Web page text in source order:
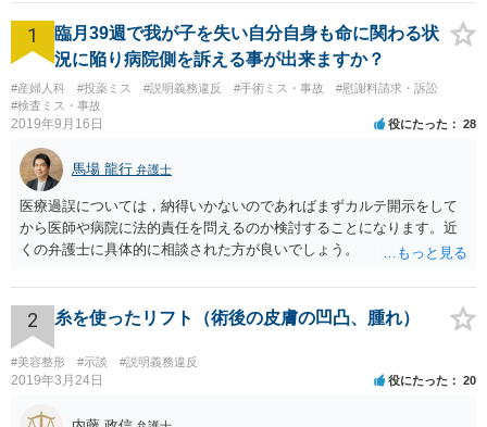
1
臨月39週で我が子を失い自分自身も命に関わる状
況に陥り病院側を訴える事が出来ますか？
#産婦人科 #投薬ミス #説明義務違反 #手術ミス・事故
#慰謝料請求・訴訟
#検査ミス・事故
2019年9月16日 役にたった 28
馬場 龍行 弁護士
医療過誤については，納得いかないのであればまずカルテ開示をして
から医師や病院に法的責任を問えるのか検討することになります。近
くの弁護士に具体的に相談された方が良いでしょう。
2 糸を使ったリフト（術後の皮膚の凹凸、腫れ）
#美容整形 #示談 #説明義務違反
2019年3月24日 役にたった 20